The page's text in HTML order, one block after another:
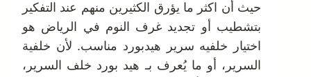
حيث أن اكثر ما يؤرق الكثيرين منهم عند التفكير
بتشطيب أو تجديد غرف النوم في الرياض هو
اختيار خلفيه سرير هيدبورد مناسب. لأن خلفية
السرير، أو ما يُعرف بـ هيد بورد خلف السرير،